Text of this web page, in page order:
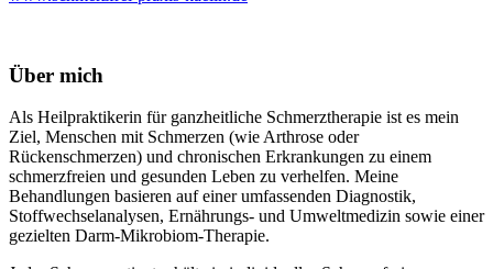
Über mich
Als Heilpraktikerin für ganzheitliche Schmerztherapie ist es mein
Ziel, Menschen mit Schmerzen (wie Arthrose oder
Rückenschmerzen) und chronischen Erkrankungen zu einem
schmerzfreien und gesunden Leben zu verhelfen. Meine
Behandlungen basieren auf einer umfassenden Diagnostik,
Stoffwechselanalysen, Ernährungs- und Umweltmedizin sowie einer
gezielten Darm-Mikrobiom-Therapie.